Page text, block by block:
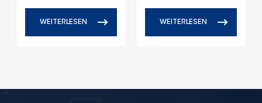
WEITERLESEN WEITERLESEN